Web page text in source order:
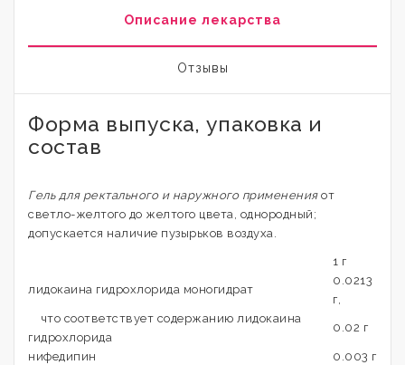
Описание лекарства
Отзывы
Форма выпуска, упаковка и
состав
Гель для ректального и наружного примененияот
светло-желтого до желтого цвета, однородный;
допускается наличие пузырьков воздуха.
1 г
лидокаина гидрохлорида моногидрат
0.0213
г,
что соответствует содержанию лидокаина
гидрохлорида
0.02 г
нифедипин
0.003 г